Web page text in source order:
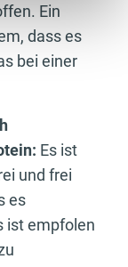
Ein
dass es
bei einer
Es ist
und frei
es
ist empfolen